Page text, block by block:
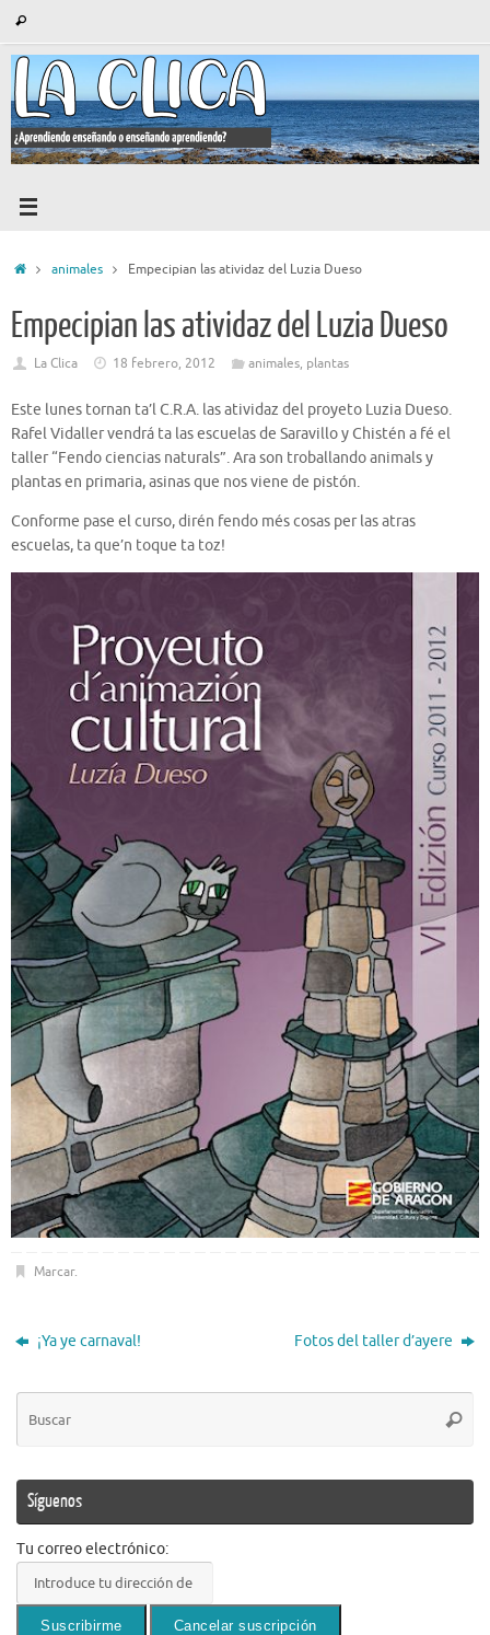
contenido
Buscar
Inicioanimales Empecipian las atividaz del Luzia Dueso
Empecipian las atividaz del Luzia Dueso
La Clica 18 febrero, 2012 animales, plantas
Este lunes tornan ta’l C.R.A. las atividaz del proyeto Luzia Dueso.
Rafel Vidaller vendrá ta las escuelas de Saravillo y Chistén a fé el
taller “Fendo ciencias naturals”. Ara son troballando animals y
plantas en primaria, asinas que nos viene de pistón.
Conforme pase el curso, dirén fendo més cosas per las atras
escuelas, ta que’n toque ta toz!
Marcar.
¡Ya ye carnaval! Fotos del taller d’ayere
Síguenos
Tu correo electrónico: